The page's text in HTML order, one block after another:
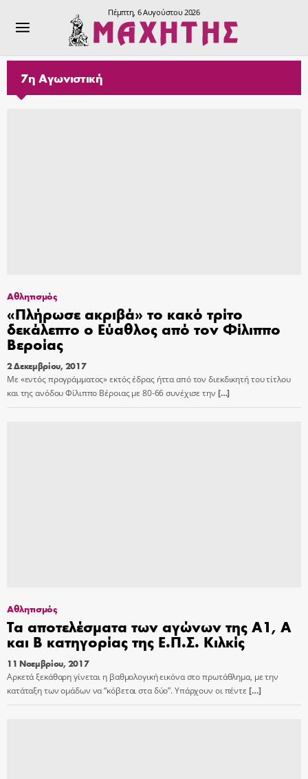
Πέμπτη, 6 Αυγούστου 2026
7η Αγωνιστική
Αθλητισμός
«Πλήρωσε ακριβά» το κακό τρίτο
δεκάλεπτο ο Εύαθλος από τον Φίλιππο
Βεροίας
2 Δεκεμβρίου, 2017
Με «εντός προγράμματος» εκτός έδρας ήττα από τον διεκδικητή του τίτλου
και της ανόδου Φίλιππο Βέροιας με 80-66 συνέχισε την […]
Αθλητισμός
Τα αποτελέσματα των αγώνων της Α1, A
και B κατηγορίας της Ε.Π.Σ. Κιλκίς
11 Νοεμβρίου, 2017
Αρκετά ξεκάθαρη γίνεται η βαθμολογική εικόνα στο πρωτάθλημα, με την
κατάταξη των ομάδων να “κόβεται στα δύο”. Υπάρχουν οι πέντε[…]